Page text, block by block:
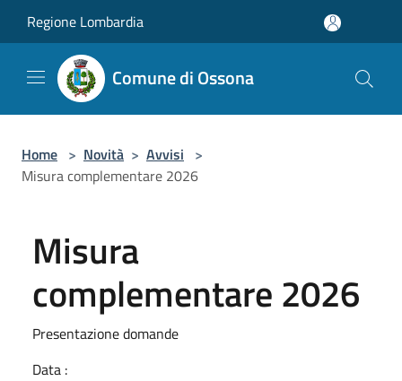
Regione Lombardia
Comune di Ossona
Home > Novità > Avvisi >
Misura complementare 2026
Misura
complementare 2026
Presentazione domande
Data :